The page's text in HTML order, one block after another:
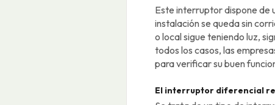
Este interruptor dispone de
instalación se queda sin
o local sigue teniendo luz,
todos los casos, las
para verificar su buen
El interruptor diferencial